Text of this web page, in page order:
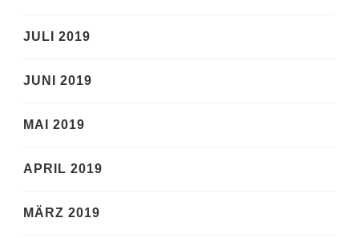
JULI 2019
JUNI 2019
MAI 2019
APRIL 2019
MÄRZ 2019